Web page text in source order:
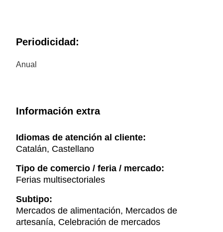
Periodicidad:
Anual
Información extra
Idiomas de atención al cliente:
Catalán, Castellano
Tipo de comercio / feria / mercado:
Ferias multisectoriales
Subtipo:
Mercados de alimentación, Mercados de
artesanía, Celebración de mercados